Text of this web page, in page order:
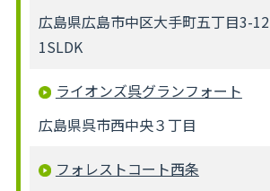
広島県広島市中区大手町五丁目3-12
1SLDK
ライオンズ呉グランフォート
広島県呉市西中央３丁目
フォレストコート西条